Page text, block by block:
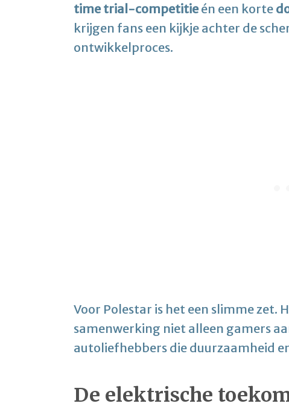
time trial-competitieén een korte
krijgen fans een kijkje achter de
ontwikkelproces.
Voor Polestar is het een slimme zet.
samenwerking niet alleen gamers
autoliefhebbers die duurzaamheid
De elektrische